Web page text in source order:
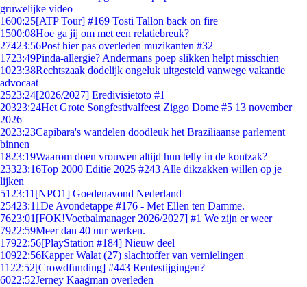
gruwelijke video
1600:25[ATP Tour] #169 Tosti Tallon back on fire
1500:08Hoe ga jij om met een relatiebreuk?
27423:56Post hier pas overleden muzikanten #32
1723:49Pinda-allergie? Andermans poep slikken helpt misschien
1023:38Rechtszaak dodelijk ongeluk uitgesteld vanwege vakantie
advocaat
2523:24[2026/2027] Eredivisietoto #1
20323:24Het Grote Songfestivalfeest Ziggo Dome #5 13 november
2026
2023:23Capibara's wandelen doodleuk het Braziliaanse parlement
binnen
1823:19Waarom doen vrouwen altijd hun telly in de kontzak?
23323:16Top 2000 Editie 2025 #243 Alle dikzakken willen op je
lijken
51 23:11 [NPO1] Goedenavond Nederland
25423:11De Avondetappe #176 - Met Ellen ten Damme.
7623:01 [FOK!Voetbalmanager 2026/2027] #1 We zijn er weer
7922:59Meer dan 40 uur werken.
17922:56[PlayStation #184] Nieuw deel
10922:56Kapper Walat (27) slachtoffer van vernielingen
11 22:52[Crowdfunding] #443 Rentestijgingen?
6022:52Jerney Kaagman overleden